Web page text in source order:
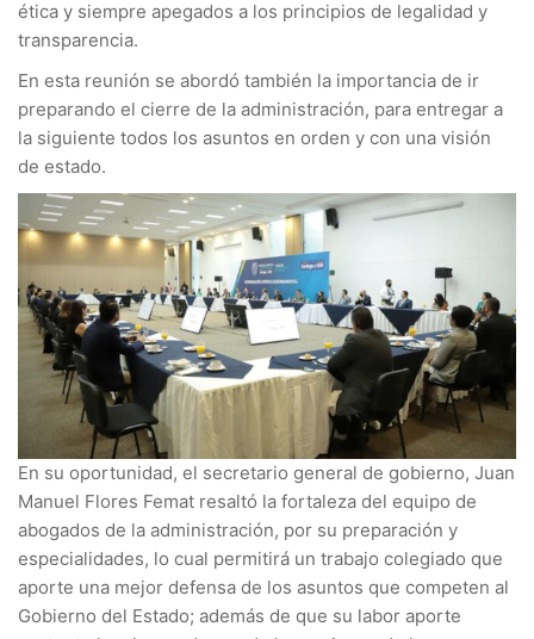
ética y siempre apegados a los principios de legalidad y
transparencia.
En esta reunión se abordó también la importancia de ir
preparando el cierre de la administración, para entregar a
la siguiente todos los asuntos en orden y con una visión
de estado.
En su oportunidad, el secretario general de gobierno, Juan
Manuel Flores Femat resaltó la fortaleza del equipo de
abogados de la administración, por su preparación y
especialidades, lo cual permitirá un trabajo colegiado que
aporte una mejor defensa de los asuntos que competen al
Gobierno del Estado; además de que su labor aporte